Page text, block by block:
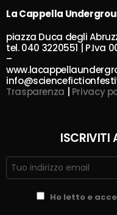
La Cappella
piazza Duca degli
tel. 040 3220551 | P.Iva
–
Trasparenza
Privacy
ISCRIVITI
Ho letto e